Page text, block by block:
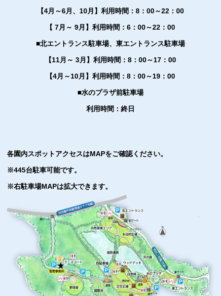
【4月～6月、10月】 利用時間： 8：00～22：00
【 7月～ 9月】 利用時間： 6：00～22：00
■北エントランス駐車場、東エントランス駐車場
【11月～ 3月 】 利用時間： 8：00～17：00
【4月～10月】 利用時間： 8：00～19：00
■水のプラザ前駐車場
利用時間： 終日
各園内スポットアクセスはMAPをご確認ください。
※445台駐車可能です。
※右駐車場MAPは拡大できます。